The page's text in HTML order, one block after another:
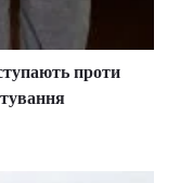
проти